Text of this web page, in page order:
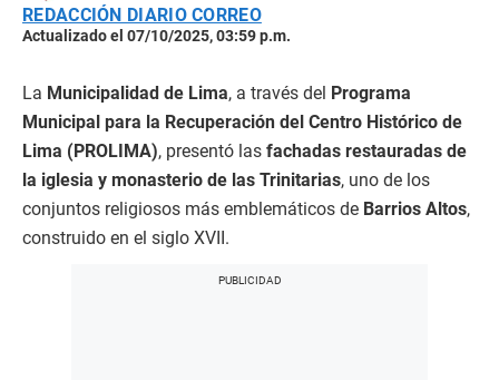
REDACCIÓN DIARIO CORREO
Actualizado el 07/10/2025, 03:59 p.m.
La Municipalidad de Lima, a través del Programa
Municipal para la Recuperación del Centro Histórico de
Lima (PROLIMA), presentó las fachadas restauradas de
la iglesia y monasterio de las Trinitarias, uno de los
conjuntos religiosos más emblemáticos de Barrios Altos,
construido en el siglo XVII.